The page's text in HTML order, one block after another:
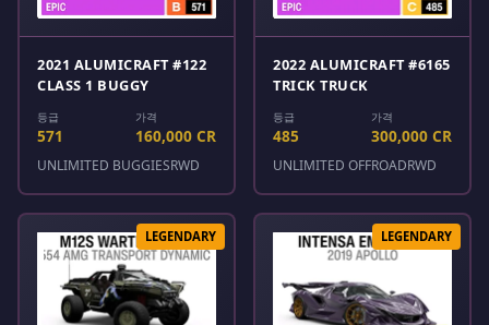
2021 ALUMICRAFT #122
CLASS 1 BUGGY
등급
571
가격
160,000 CR
UNLIMITED BUGGIESRWD
2022 ALUMICRAFT #6165
TRICK TRUCK
등급
485
가격
300,000 CR
UNLIMITED OFFROADRWD
LEGENDARY LEGENDARY